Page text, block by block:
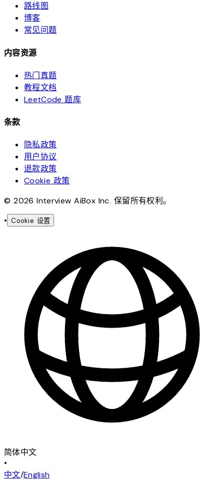
路线图
博客
常见问题
内容资源
热门真题
教程文档
LeetCode 题库
条款
隐私政策
用户协议
退款政策
Cookie 政策
© 2026 Interview AiBox Inc. 保留所有权利。
• Cookie 设置
简体中文
•
中文/English